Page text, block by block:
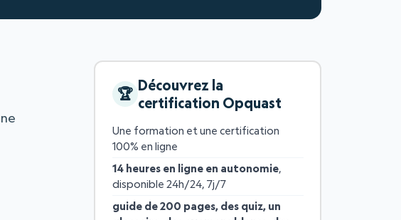
Découvrez la
certification Opquast
Une formation et une certification
100% en ligne
14 heures en ligne en autonomie,
disponible 24h/24, 7j/7
guide de 200 pages, des quiz, un